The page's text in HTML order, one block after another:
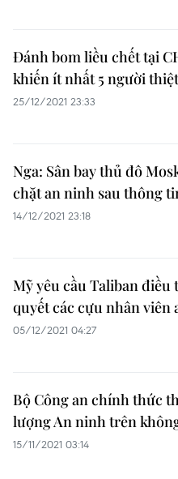
Đánh bom liều chết tại
khiến ít nhất 5 người
25/12/2021 23:33
Nga: Sân bay thủ đô
chặt an ninh sau thông
14/12/2021 23:18
Mỹ yêu cầu Taliban điều
quyết các cựu nhân viên
05/12/2021 04:27
Bộ Công an chính thức
lượng An ninh trên
15/11/2021 03:14